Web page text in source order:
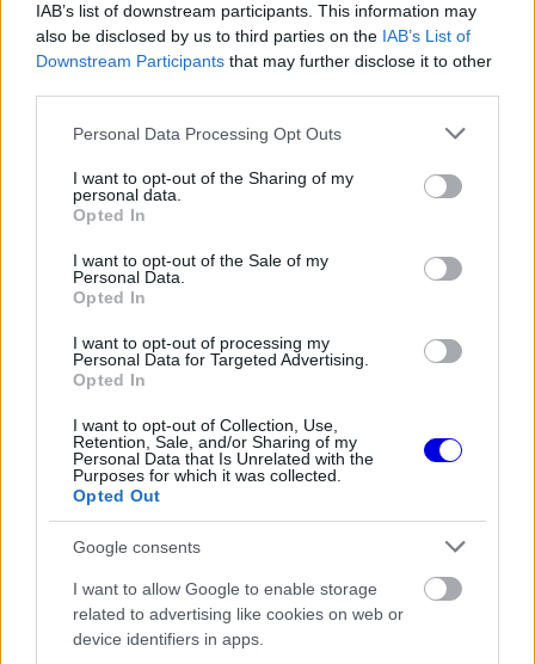
IAB’s list of downstream participants. This information may
also be disclosed by us to third parties on the IAB’s List of
Downstream Participants that may further disclose it to other
Please note that this website/app uses one or more Google
not limited to your visit or usage behaviour. You may click to
grant or deny consent to Google and its third-party tags to
use your data for below specified purposes in below Google
consent section.
Personal Data Processing Opt Outs
I want to opt-out of the Sharing of my
personal data.
Opted In
I want to opt-out of the Sale of my
Personal Data.
Opted In
I want to opt-out of processing my
Personal Data for Targeted Advertising.
Opted In
I want to opt-out of Collection, Use,
Retention, Sale, and/or Sharing of my
Personal Data that Is Unrelated with the
Purposes for which it was collected.
Opted Out
Google consents
I want to allow Google to enable storage
related to advertising like cookies on web or
device identifiers in apps.
Player
This
is
modal
window.
The media could not be loaded, either because
the server or network failed or because the format
is not supported.
Egyáltalán nem ismertem Jukit, mielőtt ’24-ben a
engem, legyen szó a tempójáról, a
gumikezeléséről, az időmérős sebességéről, vagy
arról, hogyan tudja nagyon hamar működésre bírni
az abroncsokat, hogy aztán a legtöbbet hozza ki
az autóból egy körön.”